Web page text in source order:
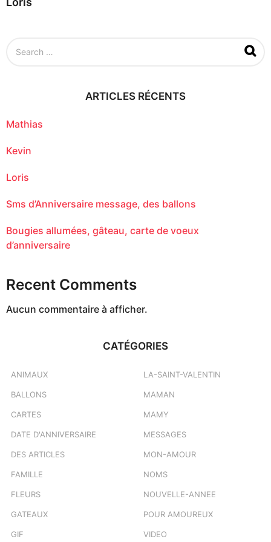
o
:
ARTICLES RÉCENTS
Mathias
Kevin
Loris
Sms d’Anniversaire message, des ballons
Bougies allumées, gâteau, carte de voeux
d’anniversaire
Recent Comments
Aucun commentaire à afficher.
CATÉGORIES
ANIMAUX
BALLONS
CARTES
DATE D'ANNIVERSAIRE
DES ARTICLES
FAMILLE
FLEURS
GATEAUX
GIF
LA-SAINT-VALENTIN
MAMAN
MAMY
MESSAGES
MON-AMOUR
NOMS
NOUVELLE-ANNEE
POUR AMOUREUX
VIDEO